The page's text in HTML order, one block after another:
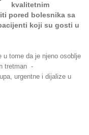
kvalitetnim
pored bolesnika sa
koji su gosti u
u tome da je njeno osoblje
tretman -
urgentne i dijalize u